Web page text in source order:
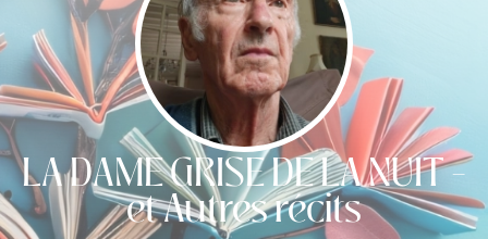
LA DAME GRISE DE LA NUIT -
et Autres récits